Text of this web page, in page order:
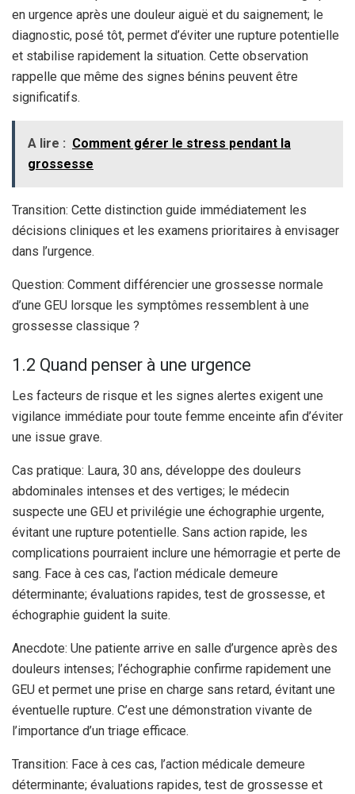
en urgence après une douleur aiguë et du saignement; le
diagnostic, posé tôt, permet d’éviter une rupture potentielle
et stabilise rapidement la situation. Cette observation
rappelle que même des signes bénins peuvent être
significatifs.
A lire : Comment gérer le stress pendant la
grossesse
Transition: Cette distinction guide immédiatement les
décisions cliniques et les examens prioritaires à envisager
dans l’urgence.
Question: Comment différencier une grossesse normale
d’une GEU lorsque les symptômes ressemblent à une
grossesse classique ?
1.2 Quand penser à une urgence
Les facteurs de risque et les signes alertes exigent une
vigilance immédiate pour toute femme enceinte afin d’éviter
une issue grave.
Cas pratique: Laura, 30 ans, développe des douleurs
abdominales intenses et des vertiges; le médecin
suspecte une GEU et privilégie une échographie urgente,
évitant une rupture potentielle. Sans action rapide, les
complications pourraient inclure une hémorragie et perte de
sang. Face à ces cas, l’action médicale demeure
déterminante; évaluations rapides, test de grossesse, et
échographie guident la suite.
Anecdote: Une patiente arrive en salle d’urgence après des
douleurs intenses; l’échographie confirme rapidement une
GEU et permet une prise en charge sans retard, évitant une
éventuelle rupture. C’est une démonstration vivante de
l’importance d’un triage efficace.
Transition: Face à ces cas, l’action médicale demeure
déterminante; évaluations rapides, test de grossesse et